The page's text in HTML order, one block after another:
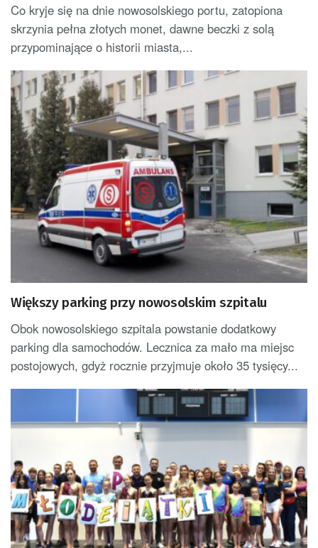
Co kryje się na dnie nowosolskiego portu, zatopiona
skrzynia pełna złotych monet, dawne beczki z solą
przypominające o historii miasta,...
Większy parking przy nowosolskim szpitalu
Obok nowosolskiego szpitala powstanie dodatkowy
parking dla samochodów. Lecznica za mało ma miejsc
postojowych, gdyż rocznie przyjmuje około 35 tysięcy...